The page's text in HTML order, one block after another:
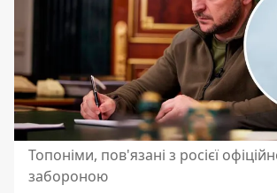
Топоніми, пов'язані з росієї
забороною